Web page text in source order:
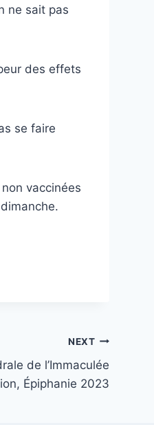
ne sait pas
des effets
se faire
vaccinées
NEXT
de l’Immaculée
Épiphanie 2023